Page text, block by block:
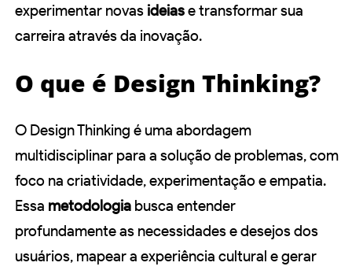
experimentar novas ideiase transformar sua
carreira através da inovação.
O que é Design Thinking?
O Design Thinking é uma abordagem
multidisciplinar para a solução de problemas, com
foco na criatividade, experimentação e empatia.
Essa metodologia busca entender
profundamente as necessidades e desejos dos
usuários, mapear a experiência cultural e gerar